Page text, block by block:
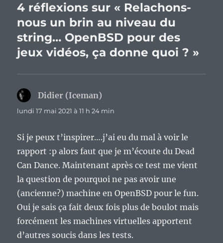
4 réflexions sur « Relachons-
nous un brin au niveau du
string… OpenBSD pour des
jeux vidéos, ça donne quoi ? »
Didier (Iceman)
lundi 17 mai 2021 à 11 h 24 min
Si je peux t’inspirer….j’ai eu du mal à voir le
rapport :p alors faut que je m’écoute du Dead
Can Dance. Maintenant après ce test me vient
la question de pourquoi ne pas avoir une
(ancienne?) machine en OpenBSD pour le fun.
Oui je sais ça fait deux fois plus de boulot mais
forcément les machines virtuelles apportent
d’autres soucis dans les tests.